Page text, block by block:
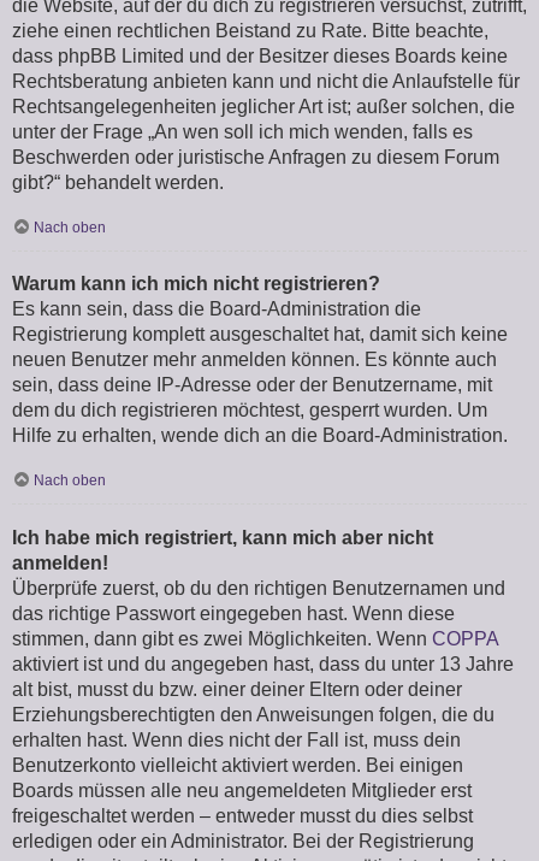
die Website, auf der du dich zu registrieren versuchst, zutrifft,
ziehe einen rechtlichen Beistand zu Rate. Bitte beachte,
dass phpBB Limited und der Besitzer dieses Boards keine
Rechtsberatung anbieten kann und nicht die Anlaufstelle für
Rechtsangelegenheiten jeglicher Art ist; außer solchen, die
unter der Frage „An wen soll ich mich wenden, falls es
Beschwerden oder juristische Anfragen zu diesem Forum
gibt?“ behandelt werden.
Nach oben
Warum kann ich mich nicht registrieren?
Es kann sein, dass die Board-Administration die
Registrierung komplett ausgeschaltet hat, damit sich keine
neuen Benutzer mehr anmelden können. Es könnte auch
sein, dass deine IP-Adresse oder der Benutzername, mit
dem du dich registrieren möchtest, gesperrt wurden. Um
Hilfe zu erhalten, wende dich an die Board-Administration.
Nach oben
Ich habe mich registriert, kann mich aber nicht
anmelden!
Überprüfe zuerst, ob du den richtigen Benutzernamen und
das richtige Passwort eingegeben hast. Wenn diese
stimmen, dann gibt es zwei Möglichkeiten. Wenn COPPA
aktiviert ist und du angegeben hast, dass du unter 13 Jahre
alt bist, musst du bzw. einer deiner Eltern oder deiner
Erziehungsberechtigten den Anweisungen folgen, die du
erhalten hast. Wenn dies nicht der Fall ist, muss dein
Benutzerkonto vielleicht aktiviert werden. Bei einigen
Boards müssen alle neu angemeldeten Mitglieder erst
freigeschaltet werden – entweder musst du dies selbst
erledigen oder ein Administrator. Bei der Registrierung